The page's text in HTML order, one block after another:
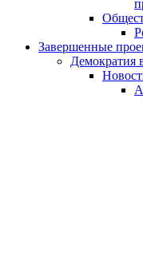
Завершенные
Демократия